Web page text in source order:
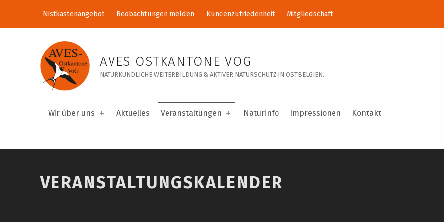
Veranstaltungskalender – AVES Ostkantone VoG
AVES OSTKANTONE VOG
NATURKUNDLICHE WEITERBILDUNG & AKTIVER NATURSCHUTZ IN OSTBELGIEN.
Wir über uns Aktuelles Veranstaltungen Naturinfo Impressionen Kontakt
Nistkastenangebot Beobachtungen melden Kundenzufriedenheit Mitgliedschaft
VERANSTALTUNGSKALENDER